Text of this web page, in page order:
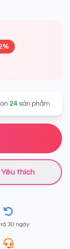
24 sản phẩm
Yêu thích
30 ngày